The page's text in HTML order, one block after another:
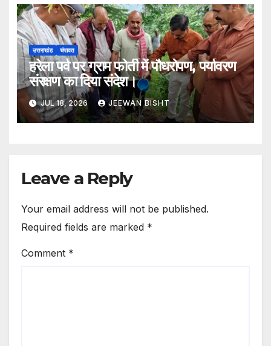
उत्तराखंड चंपावत
हरेला पर्व पर ग्राम फोर्ती में पौधरोपण, पर्यावरण
संरक्षण का दिया संदेश।
JUL 18, 2026 JEEWAN BISHT
Leave a Reply
Your email address will not be published.
Required fields are marked *
Comment *